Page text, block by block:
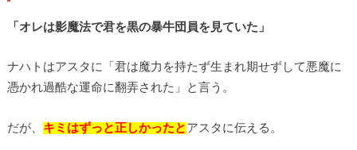
「オレは影魔法で君を黒の暴牛団員を見ていた」
ナハトはアスタに「君は魔力を持たず生まれ期せずして悪魔に
憑かれ過酷な運命に翻弄された」と言う。
だが、 キミはずっと正しかったと アスタに伝える。